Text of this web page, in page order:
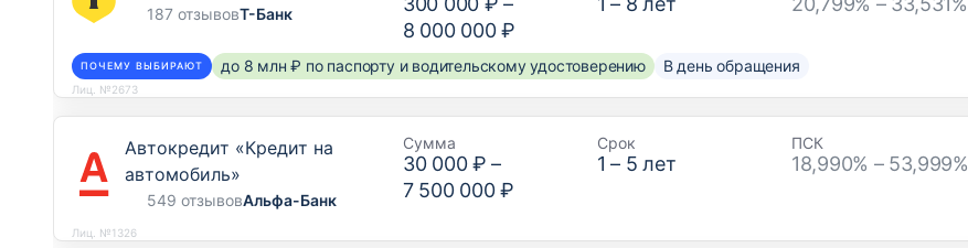
187 отзывовТ-Банк
8 000 000 ₽
ПОЧЕМУ ВЫБИРАЮТ до 8 млн ₽ по паспорту и водительскому удостоверению В день обращения
Лиц. №2673
Автокредит «Кредит на
автомобиль»
549 отзывовАльфа-Банк
Сумма
30 000 ₽ –
7 500 000 ₽
Срок
1 – 5 лет
ПСК
18,990% – 53,999%
Лиц. №1326